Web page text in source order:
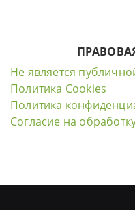
Не является
Политика Cookies
Политика
Согласие на